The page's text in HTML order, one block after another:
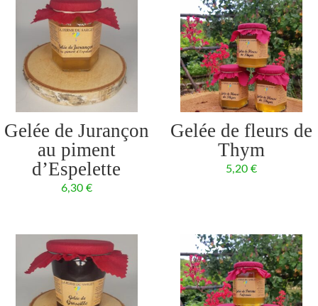
Gelée de Jurançon
au piment
d’Espelette
6,30 €
Gelée de fleurs de
Thym
5,20€